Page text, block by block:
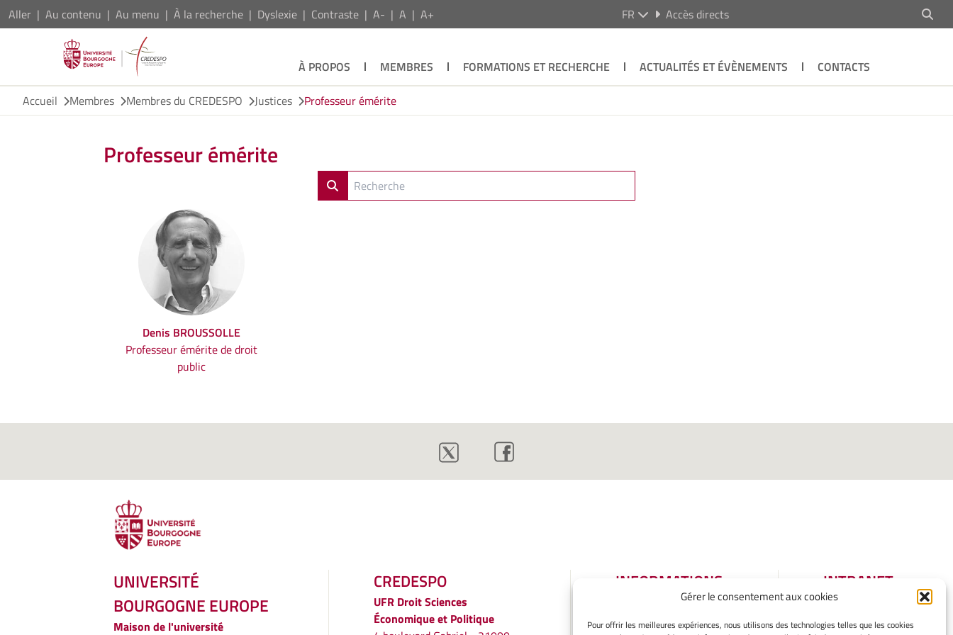
Gérer le consentement aux cookies
Pour offrir les meilleures expériences, nous utilisons des technologies telles que les cookies
Aller Au contenu Au menu À la recherche Dyslexie Contraste A- A A+ FR Accès directs
À PROPOS MEMBRES FORMATIONS ET RECHERCHE ACTUALITÉS ET ÉVÈNEMENTS
CONTACTS
Accueil
Membres Membres du CREDESPO Justices Professeur émérite
Professeur émérite
Denis BROUSSOLLE
Professeur émérite de droit
public
UNIVERSITÉ
BOURGOGNE EUROPE
Maison de l'université
CREDESPO
UFR Droit Sciences
Économique et Politique
INFORMATIONS
Mentions légales
INTRANET